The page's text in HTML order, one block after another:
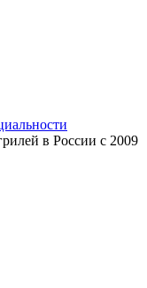
в России с 2009